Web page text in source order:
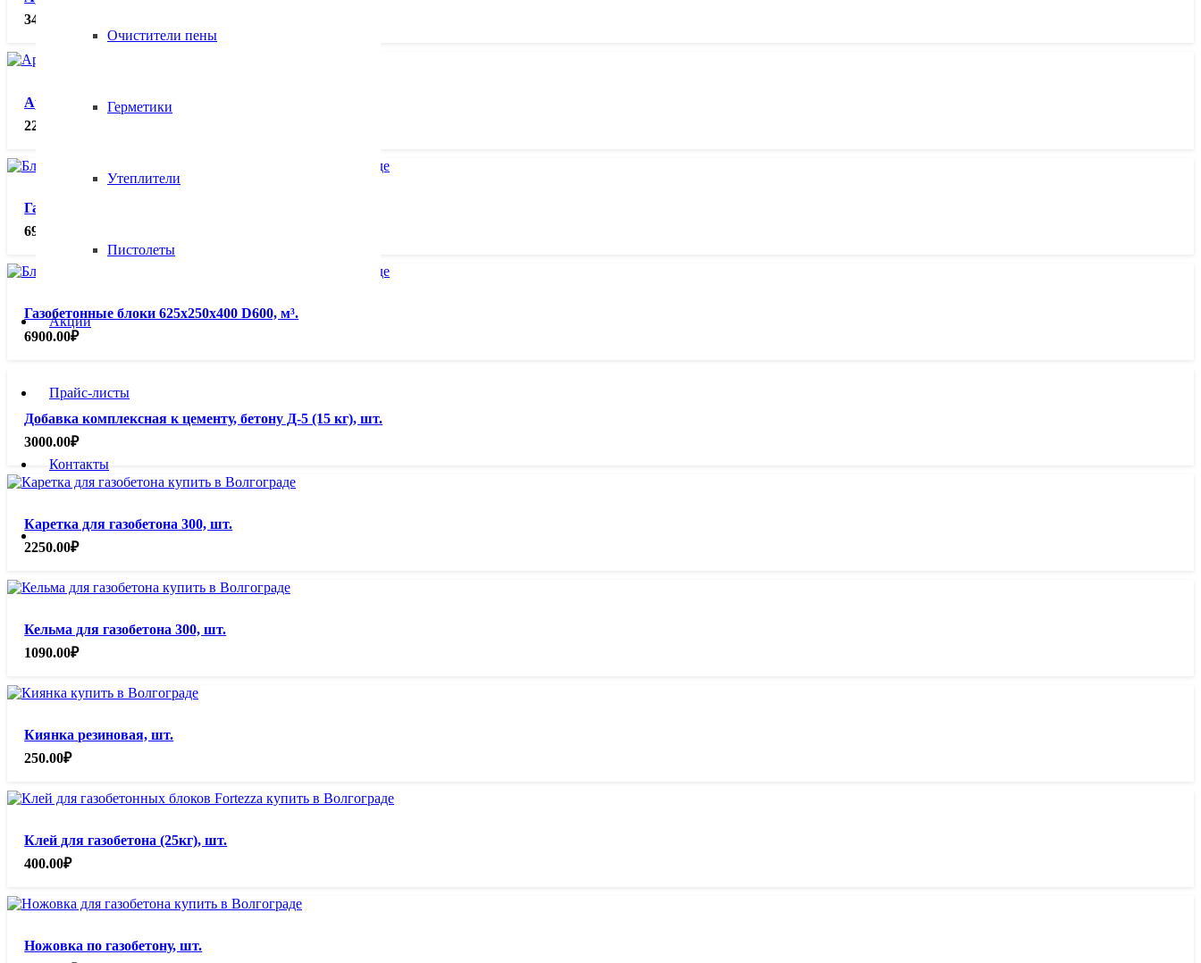
Очистители пены
Герметики
Утеплители
Пистолеты
Акции
Прайс-листы
Контакты
34.00
Арматура стеклопластиковая АКС 8 ГОСТ, пог.м
22.00
Газобетонные блоки 625х250х200 D600, м³.
6900.00
Газобетонные блоки 625х250х400 D600, м³.
6900.00₽
Добавка комплексная к цементу, бетону Д-5 (15 кг), шт.
3000.00₽
Каретка для газобетона 300, шт.
2250.00₽
Кельма для газобетона 300, шт.
1090.00₽
Киянка резиновая, шт.
250.00₽
Клей для газобетона (25кг), шт.
400.00₽
Ножовка по газобетону, шт.